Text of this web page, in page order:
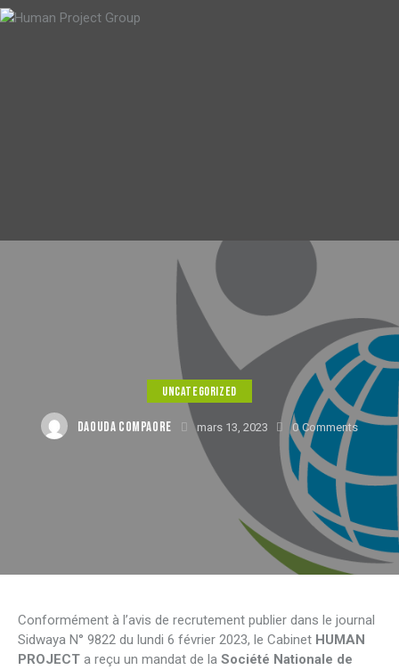
UNCATEGORIZED
DAOUDA COMPAORE mars 13, 2023 0 Comments
Conformément à l’avis de recrutement publier dans le journal
Sidwaya N° 9822 du lundi 6 février 2023, le Cabinet HUMAN
PROJECT a reçu un mandat de la Société Nationale de